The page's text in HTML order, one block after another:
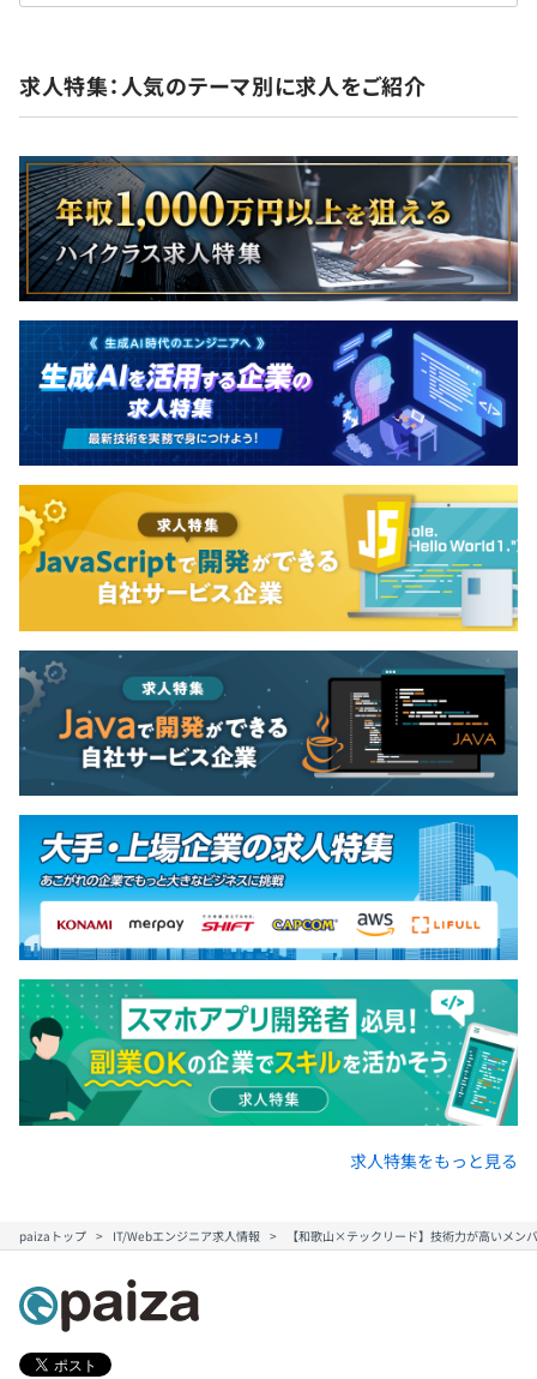
求人特集：人気のテーマ別に求人をご紹介
求人特集をもっと見る
paizaトップ IT/Webエンジニア求人情報 【和歌山×テックリード】技術力が高いメン